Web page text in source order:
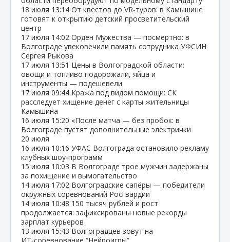
18 июля 13:14 От квестов до VR‑туров: в Камышине
готовят к открытию детский просветительский
центр
17 июля 14:02 Орден Мужества — посмертно: в
Волгограде увековечили память сотрудника УФСИН
Сергея Рыкова
17 июля 13:51 Цены в Волгоградской области:
овощи и топливо подорожали, яйца и
инструменты — подешевели
17 июля 09:44 Кража под видом помощи: СК
расследует хищение денег с карты жительницы
Камышина
16 июля 15:20 «После матча — без пробок: в
Волгограде пустят дополнительные электрички
20 июля
16 июля 10:16 УФАС Волгограда остановило рекламу
клубных шоу‑программ
15 июля 10:03 В Волгограде трое мужчин задержаны
за похищение и вымогательство
14 июля 17:02 Волгоградские сапёры — победители
окружных соревнований Росгвардии
14 июля 10:48 150 тысяч рублей и рост
продолжается: зафиксированы новые рекорды
зарплат курьеров
13 июля 15:43 Волгоградцев зовут на